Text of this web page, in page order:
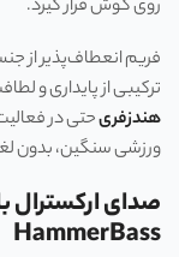
روی گوش قرار گیرد.
فریم انعطاف‌پذیر از
ترکیبی از پایداری و
هندزفریحتی در
ورزشی سنگین، بدون
صدای ارکسترال
HammerBass